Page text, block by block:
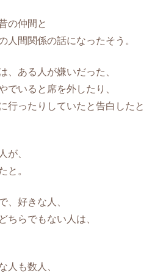
の仲間と
人間関係の話になったそう。
、ある人が嫌いだった、
でいると席を外したり、
行ったりしていたと告白したと
が、
と。
、好きな人、
ちらでもない人は、
人も数人、